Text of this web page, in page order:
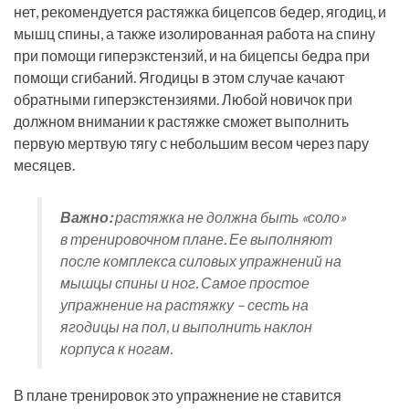
нет, рекомендуется растяжка бицепсов бедер, ягодиц, и
мышц спины, а также изолированная работа на спину
при помощи гиперэкстензий, и на бицепсы бедра при
помощи сгибаний. Ягодицы в этом случае качают
обратными гиперэкстензиями. Любой новичок при
должном внимании к растяжке сможет выполнить
первую мертвую тягу с небольшим весом через пару
месяцев.
Важно:растяжка не должна быть «соло»
в тренировочном плане. Ее выполняют
после комплекса силовых упражнений на
мышцы спины и ног. Самое простое
упражнение на растяжку – сесть на
ягодицы на пол, и выполнить наклон
корпуса к ногам.
В плане тренировок это упражнение не ставится